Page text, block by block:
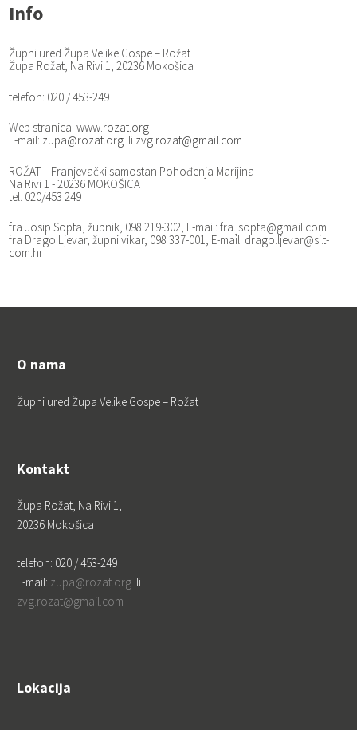
Info
Župni ured Župa Velike Gospe – Rožat
Župa Rožat, Na Rivi 1, 20236 Mokošica
telefon: 020 / 453-249
Web stranica:www.rozat.org
E-mail: zupa@rozat.org ili zvg.rozat@gmail.com
ROŽAT – Franjevački samostan Pohođenja Marijina
Na Rivi 1 - 20236 MOKOŠICA
tel. 020/453 249
fra Josip Sopta, župnik, 098 219-302, E-mail: fra.jsopta@gmail.com
fra Drago Ljevar, župni vikar, 098 337-001, E-mail: drago.ljevar@si.t-
com.hr
O nama
Župni ured Župa Velike Gospe – Rožat
Kontakt
Župa Rožat, Na Rivi 1,
20236 Mokošica
telefon: 020 / 453-249
E-mail: zupa@rozat.org ili
zvg.rozat@gmail.com
Lokacija